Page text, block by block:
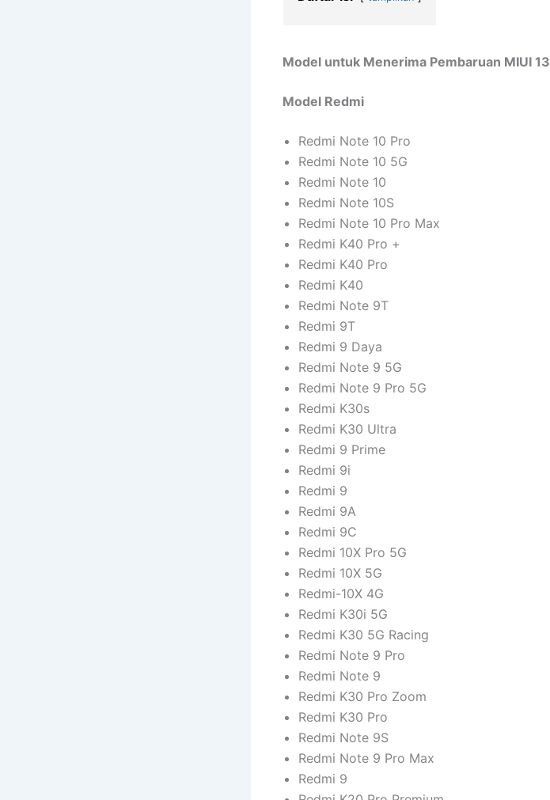
Model untuk Menerima Pembaruan MIUI 13
Model Redmi
Redmi Note 10 Pro
Redmi Note 10 5G
Redmi Note 10
Redmi Note 10S
Redmi Note 10 Pro Max
Redmi K40 Pro +
Redmi K40 Pro
Redmi K40
Redmi Note 9T
Redmi 9T
Redmi 9 Daya
Redmi Note 9 5G
Redmi Note 9 Pro 5G
Redmi K30s
Redmi K30 Ultra
Redmi 9 Prime
Redmi 9i
Redmi 9
Redmi 9A
Redmi 9C
Redmi 10X Pro 5G
Redmi 10X 5G
Redmi-10X 4G
Redmi K30i 5G
Redmi K30 5G Racing
Redmi Note 9 Pro
Redmi Note 9
Redmi K30 Pro Zoom
Redmi K30 Pro
Redmi Note 9S
Redmi Note 9 Pro Max
Redmi 9